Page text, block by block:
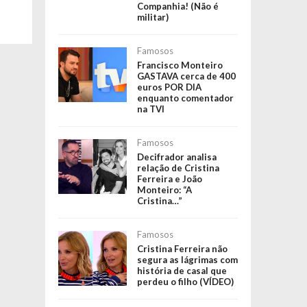
Companhia! (Não é
militar)
Famosos
Francisco Monteiro
GASTAVA cerca de 400
euros POR DIA
enquanto comentador
na TVI
Famosos
Decifrador analisa
relação de Cristina
Ferreira e João
Monteiro: “A
Cristina…”
Famosos
Cristina Ferreira não
segura as lágrimas com
história de casal que
perdeu o filho (VÍDEO)